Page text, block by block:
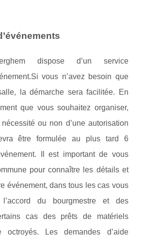
dispose d’un service
vous n’avez besoin que
la démarche sera facilitée. En
que vous souhaitez organiser,
ou non d’une autorisation
être formulée au plus tard 6
Il est important de vous
pour connaître les détails et
événement, dans tous les cas vous
du bourgmestre et des
cas des prêts de matériels
octroyés. Les demandes d’aide